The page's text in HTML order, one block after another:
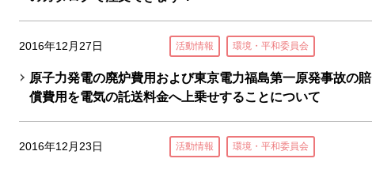
2016年12月27日 活動情報 環境・平和委員会
原子力発電の廃炉費用および東京電力福島第一原発事故の賠
償費用を電気の託送料金へ上乗せすることについて
2016年12月23日 活動情報 環境・平和委員会